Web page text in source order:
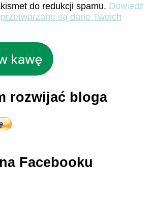
do redukcji spamu. Dowiedz
są dane Twoich
rozwijać bloga
Facebooku